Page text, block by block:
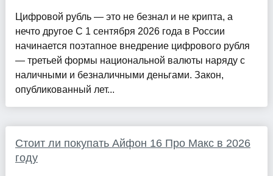
Цифровой рубль — это не безнал и не крипта, а
нечто другое С 1 сентября 2026 года в России
начинается поэтапное внедрение цифрового рубля
— третьей формы национальной валюты наряду с
наличными и безналичными деньгами. Закон,
опубликованный лет...
Стоит ли покупать Айфон 16 Про Макс в 2026
году